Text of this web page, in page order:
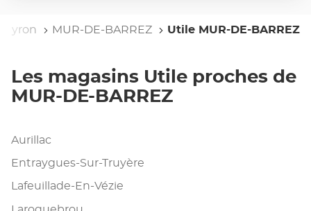
MUR-DE-BARREZ Utile MUR-DE-BARREZ
Les magasins Utile proches de
MUR-DE-BARREZ
Aurillac
Entraygues-Sur-Truyère
Lafeuillade-En-Vézie